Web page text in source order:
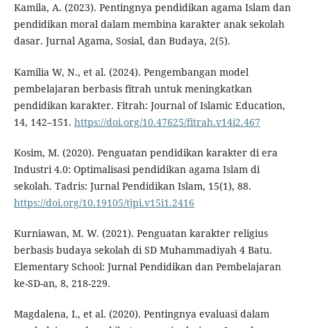
Kamila, A. (2023). Pentingnya pendidikan agama Islam dan
pendidikan moral dalam membina karakter anak sekolah
dasar. Jurnal Agama, Sosial, dan Budaya, 2(5).
Kamilia W, N., et al. (2024). Pengembangan model
pembelajaran berbasis fitrah untuk meningkatkan
pendidikan karakter. Fitrah: Journal of Islamic Education,
14, 142–151. https://doi.org/10.47625/fitrah.v14i2.467
Kosim, M. (2020). Penguatan pendidikan karakter di era
Industri 4.0: Optimalisasi pendidikan agama Islam di
sekolah. Tadris: Jurnal Pendidikan Islam, 15(1), 88.
https://doi.org/10.19105/tjpi.v15i1.2416
Kurniawan, M. W. (2021). Penguatan karakter religius
berbasis budaya sekolah di SD Muhammadiyah 4 Batu.
Elementary School: Jurnal Pendidikan dan Pembelajaran
ke-SD-an, 8, 218-229.
Magdalena, I., et al. (2020). Pentingnya evaluasi dalam